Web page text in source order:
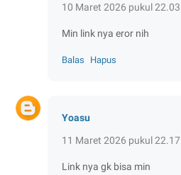
10 Maret 2026 pukul 22.03
Min link nya eror nih
Balas Hapus
Yoasu
11 Maret 2026 pukul 22.17
Link nya gk bisa min